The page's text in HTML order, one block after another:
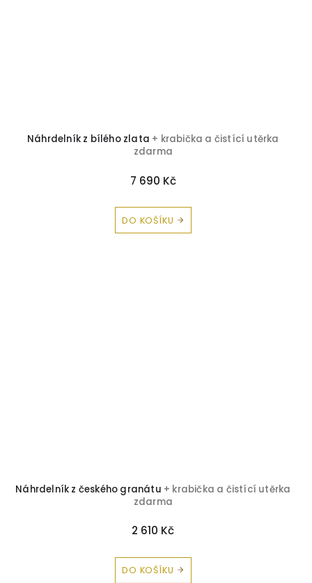
Náhrdelník z bílého zlata + krabička a čistící utěrka
zdarma
7 690 Kč
DO KOŠÍKU
Náhrdelník z českého granátu + krabička a čistící utěrka
zdarma
2 610 Kč
DO KOŠÍKU